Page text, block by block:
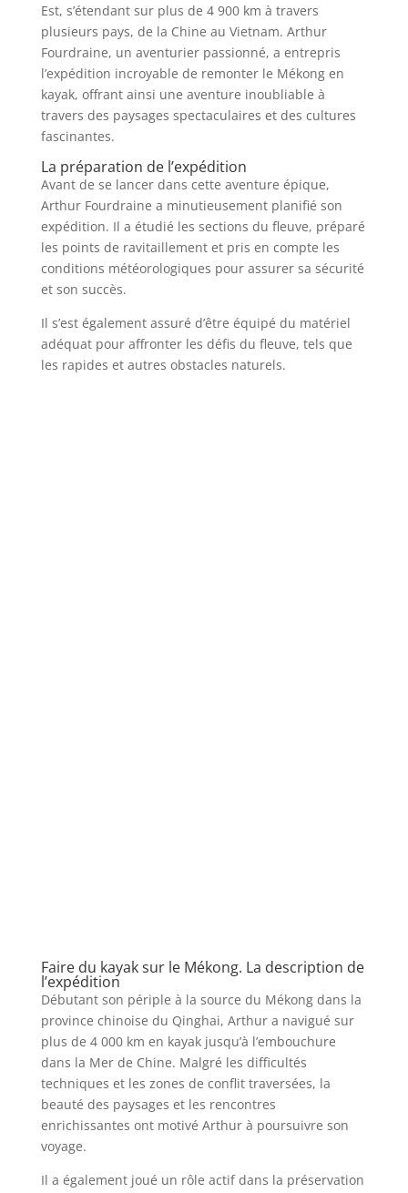
Est, s’étendant sur plus de 4 900 km à travers
plusieurs pays, de la Chine au Vietnam. Arthur
Fourdraine, un aventurier passionné, a entrepris
l’expédition incroyable de remonter le Mékong en
kayak, offrant ainsi une aventure inoubliable à
travers des paysages spectaculaires et des cultures
fascinantes.
La préparation de l’expédition
Avant de se lancer dans cette aventure épique,
Arthur Fourdraine a minutieusement planifié son
expédition. Il a étudié les sections du fleuve, préparé
les points de ravitaillement et pris en compte les
conditions météorologiques pour assurer sa sécurité
et son succès.
Il s’est également assuré d’être équipé du matériel
adéquat pour affronter les défis du fleuve, tels que
les rapides et autres obstacles naturels.
Faire du kayak sur le Mékong. La description de
l’expédition
Débutant son périple à la source du Mékong dans la
province chinoise du Qinghai, Arthur a navigué sur
plus de 4 000 km en kayak jusqu’à l’embouchure
dans la Mer de Chine. Malgré les difficultés
techniques et les zones de conflit traversées, la
beauté des paysages et les rencontres
enrichissantes ont motivé Arthur à poursuivre son
voyage.
Il a également joué un rôle actif dans la préservation